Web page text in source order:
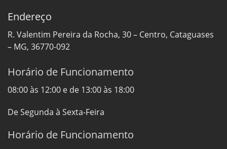
Endereço
R. Valentim Pereira da Rocha, 30 – Centro, Cataguases
– MG, 36770-092
Horário de Funcionamento
08:00 às 12:00 e de 13:00 às 18:00
De Segunda à Sexta-Feira
Horário de Funcionamento